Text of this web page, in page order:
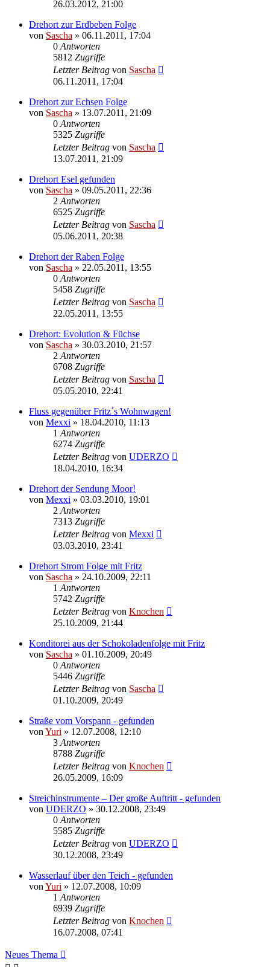
26.03.2012, 21:00
Drehort zur Erdbeben Folge
von Sascha » 06.11.2011, 17:04
0 Antworten
5812 Zugriffe
Letzter Beitrag von Sascha
06.11.2011, 17:04
Drehort zur Echsen Folge
von Sascha » 13.07.2011, 21:09
0 Antworten
5325 Zugriffe
Letzter Beitrag von Sascha
13.07.2011, 21:09
Drehort Esel gefunden
von Sascha » 09.05.2011, 22:36
2 Antworten
6525 Zugriffe
Letzter Beitrag von Sascha
05.06.2011, 20:38
Drehort der Raben Folge
von Sascha » 22.05.2011, 13:55
0 Antworten
5458 Zugriffe
Letzter Beitrag von Sascha
22.05.2011, 13:55
Drehort: Evolution & Füchse
von Sascha » 30.03.2010, 21:57
2 Antworten
6708 Zugriffe
Letzter Beitrag von Sascha
05.05.2010, 22:41
Fluss gegenüber Fritz´s Wohnwagen!
von Mexxi » 18.04.2010, 11:13
1 Antworten
6274 Zugriffe
Letzter Beitrag von UDERZO
18.04.2010, 16:34
Drehort der Sendung Moor!
von Mexxi » 03.03.2010, 19:01
2 Antworten
7313 Zugriffe
Letzter Beitrag von Mexxi
03.03.2010, 23:41
Drehort Strom Folge mit Fritz
von Sascha » 24.10.2009, 22:11
1 Antworten
5742 Zugriffe
Letzter Beitrag von Knochen
25.10.2009, 21:44
Konditorei aus der Schokoladenfolge mit Fritz
von Sascha » 01.10.2009, 20:49
0 Antworten
5446 Zugriffe
Letzter Beitrag von Sascha
01.10.2009, 20:49
Straße vom Vorspann - gefunden
von Yuri » 12.07.2008, 12:10
3 Antworten
8788 Zugriffe
Letzter Beitrag von Knochen
26.05.2009, 16:09
Streichinstrumente – Der große Auftritt - gefunden
von UDERZO » 30.12.2008, 23:49
0 Antworten
5585 Zugriffe
Letzter Beitrag von UDERZO
30.12.2008, 23:49
Wasserlauf über den Teich - gefunden
von Yuri » 12.07.2008, 10:09
1 Antworten
6939 Zugriffe
Letzter Beitrag von Knochen
16.07.2008, 07:41
Neues Thema